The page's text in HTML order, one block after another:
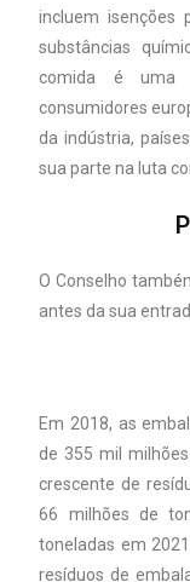
incluem isenções
substâncias
comida é uma
consumidores
da indústria,
sua parte na luta
O Conselho
antes da sua
Em 2018, as
de 355 mil
crescente de
66 milhões de
toneladas em
resíduos de